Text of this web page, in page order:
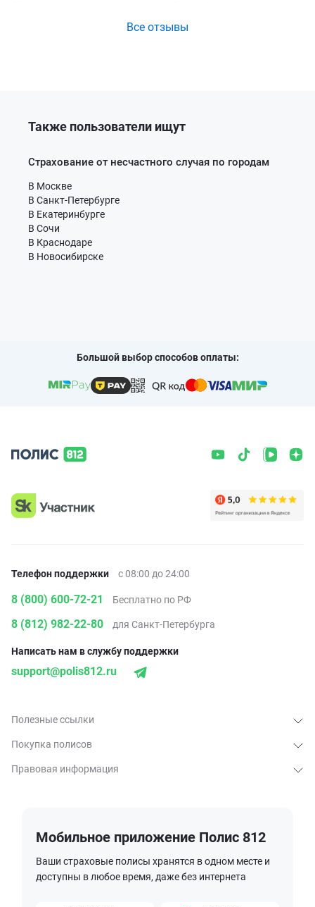
Все отзывы
Также пользователи ищут
Страхование от несчастного случая по городам
В Москве
В Санкт-Петербурге
В Екатеринбурге
В Сочи
В Краснодаре
В Новосибирске
Большой выбор способов оплаты:
Полезные ссылки
Покупка полисов
Правовая информация
Телефон поддержки с 08:00 до 24:00
8 (800) 600-72-21 Бесплатно по РФ
8 (812) 982-22-80 для Санкт-Петербурга
Написать нам в службу поддержки
support@polis812.ru
Мобильное приложение Полис 812
Ваши страховые полисы хранятся в одном месте и
доступны в любое время, даже без интернета